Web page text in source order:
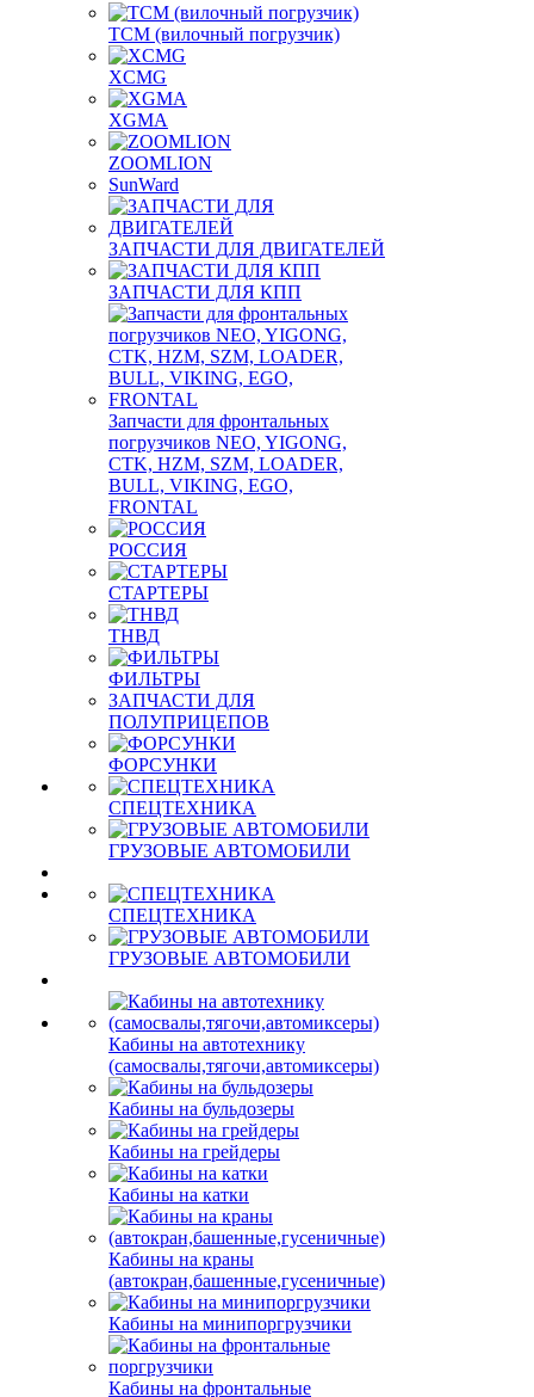
TCM (вилочный погрузчик)
XCMG
XGMA
ZOOMLION
SunWard
ЗАПЧАСТИ ДЛЯ ДВИГАТЕЛЕЙ
ЗАПЧАСТИ ДЛЯ КПП
Запчасти для фронтальных
погрузчиков NEO, YIGONG,
CTK, HZM, SZM, LOADER,
BULL, VIKING, EGO,
FRONTAL
РОССИЯ
СТАРТЕРЫ
ТНВД
ФИЛЬТРЫ
ЗАПЧАСТИ ДЛЯ
ПОЛУПРИЦЕПОВ
ФОРСУНКИ
СПЕЦТЕХНИКА
ГРУЗОВЫЕ АВТОМОБИЛИ
СПЕЦТЕХНИКА
ГРУЗОВЫЕ АВТОМОБИЛИ
Кабины на автотехнику
(самосвалы,тягочи,автомиксеры)
Кабины на бульдозеры
Кабины на грейдеры
Кабины на катки
Кабины на краны
(автокран,башенные,гусеничные)
Кабины на минипоргрузчики
Кабины на фронтальные